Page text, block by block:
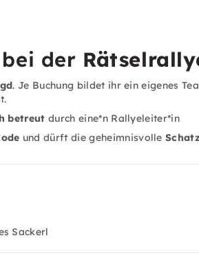
der
. Je Buchung bildet ihr ein eigenes
betreut durch eine*n Rallyeleiter*in
und dürft die geheimnisvolle
Sackerl